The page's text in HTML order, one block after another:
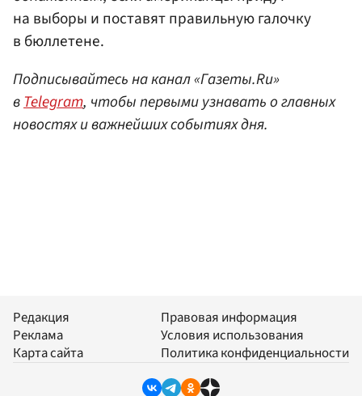
на выборы и поставят правильную галочку
в бюллетене.
Подписывайтесь на канал «Газеты.Ru»
вTelegram, чтобы первыми узнавать о главных
новостях и важнейших событиях дня.
Редакция
Реклама
Карта сайта
Правовая информация
Условия использования
Политика конфиденциальности